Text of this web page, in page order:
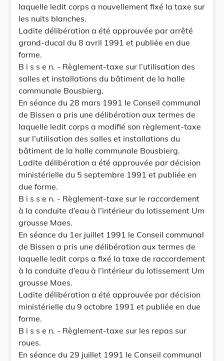
laquelle ledit corps a nouvellement fixé la taxe sur
les nuits blanches.
Ladite délibération a été approuvée par arrêté
grand-ducal du 8 avril 1991 et publiée en due
forme.
B i s s e n. - Règlement-taxe sur l’utilisation des
salles et installations du bâtiment de la halle
communale Bousbierg.
En séance du 28 mars 1991 le Conseil communal
de Bissen a pris une délibération aux termes de
laquelle ledit corps a modifié son règlement-taxe
sur l’utilisation des salles et installations du
bâtiment de la halle communale Bousbierg.
Ladite délibération a été approuvée par décision
ministérielle du 5 septembre 1991 et publiée en
due forme.
B i s s e n. - Règlement-taxe sur le raccordement
à la conduite d’eau à l’intérieur du lotissement Um
grousse Maes.
En séance du 1er juillet 1991 le Conseil communal
de Bissen a pris une délibération aux termes de
laquelle ledit corps a fixé la taxe de raccordement
à la conduite d’eau à l’intérieur du lotissement Um
grousse Maes.
Ladite délibération a été approuvée par décision
ministérielle du 9 octobre 1991 et publiée en due
forme.
B i s s e n. - Règlement-taxe sur les repas sur
roues.
En séance du 29 juillet 1991 le Conseil communal